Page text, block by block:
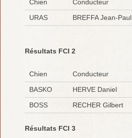
Chien Conducteur
URAS
BREFFA Jean-Paul
Résultats FCI 2
Chien Conducteur
BASKO
HERVE Daniel
BOSS
RECHER Gilbert
Résultats FCI 3